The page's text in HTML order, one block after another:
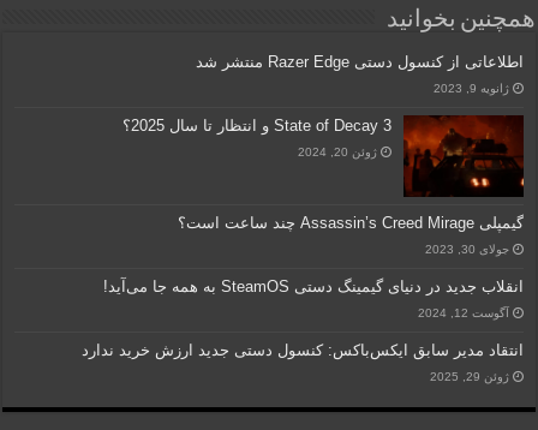
همچنین بخوانید
اطلاعاتی از کنسول دستی Razer Edge منتشر شد
ژانویه 9, 2023
State of Decay 3 و انتظار تا سال 2025؟
ژوئن 20, 2024
گیم‎پلی Assassin’s Creed Mirage چند ساعت است؟
جولای 30, 2023
انقلاب جدید در دنیای گیمینگ دستی SteamOS به همه جا می‌آید!
آگوست 12, 2024
انتقاد مدیر سابق ایکس‌باکس: کنسول دستی جدید ارزش خرید ندارد
ژوئن 29, 2025